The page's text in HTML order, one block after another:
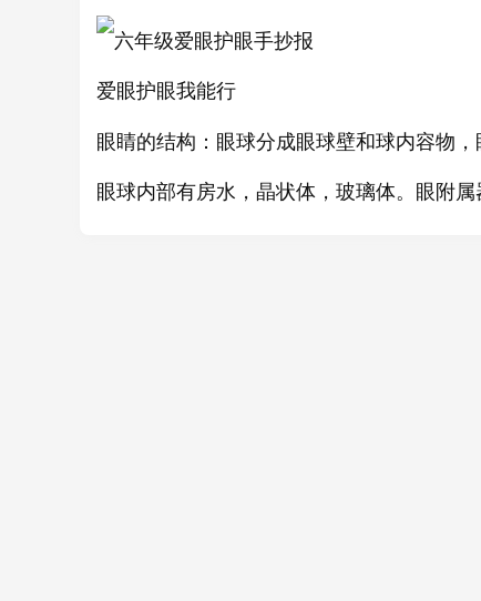
爱眼护眼我能行
眼睛的结构：眼球分成眼球壁和球内容物
眼球内部有房水，晶状体，玻璃体。眼附